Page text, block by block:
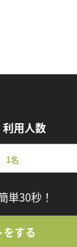
利用人数
単30秒！
する